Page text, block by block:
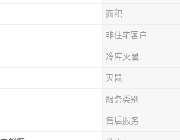
面积
非住宅客户
冷库灭鼠
灭鼠
服务类别
售后服务